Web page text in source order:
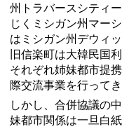
州トラバースシティ
じくミシガン州マー
はミシガン州デウィ
旧信楽町は大韓民国
それぞれ姉妹都市提
際交流事業を行ってき
しかし、合併協議の
妹都市関係は一旦白